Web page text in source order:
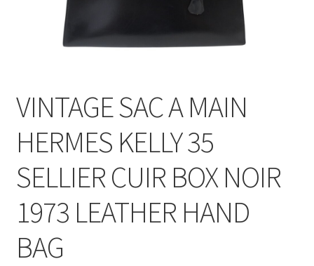
VINTAGE SAC A MAIN
HERMES KELLY 35
SELLIER CUIR BOX NOIR
1973 LEATHER HAND
BAG